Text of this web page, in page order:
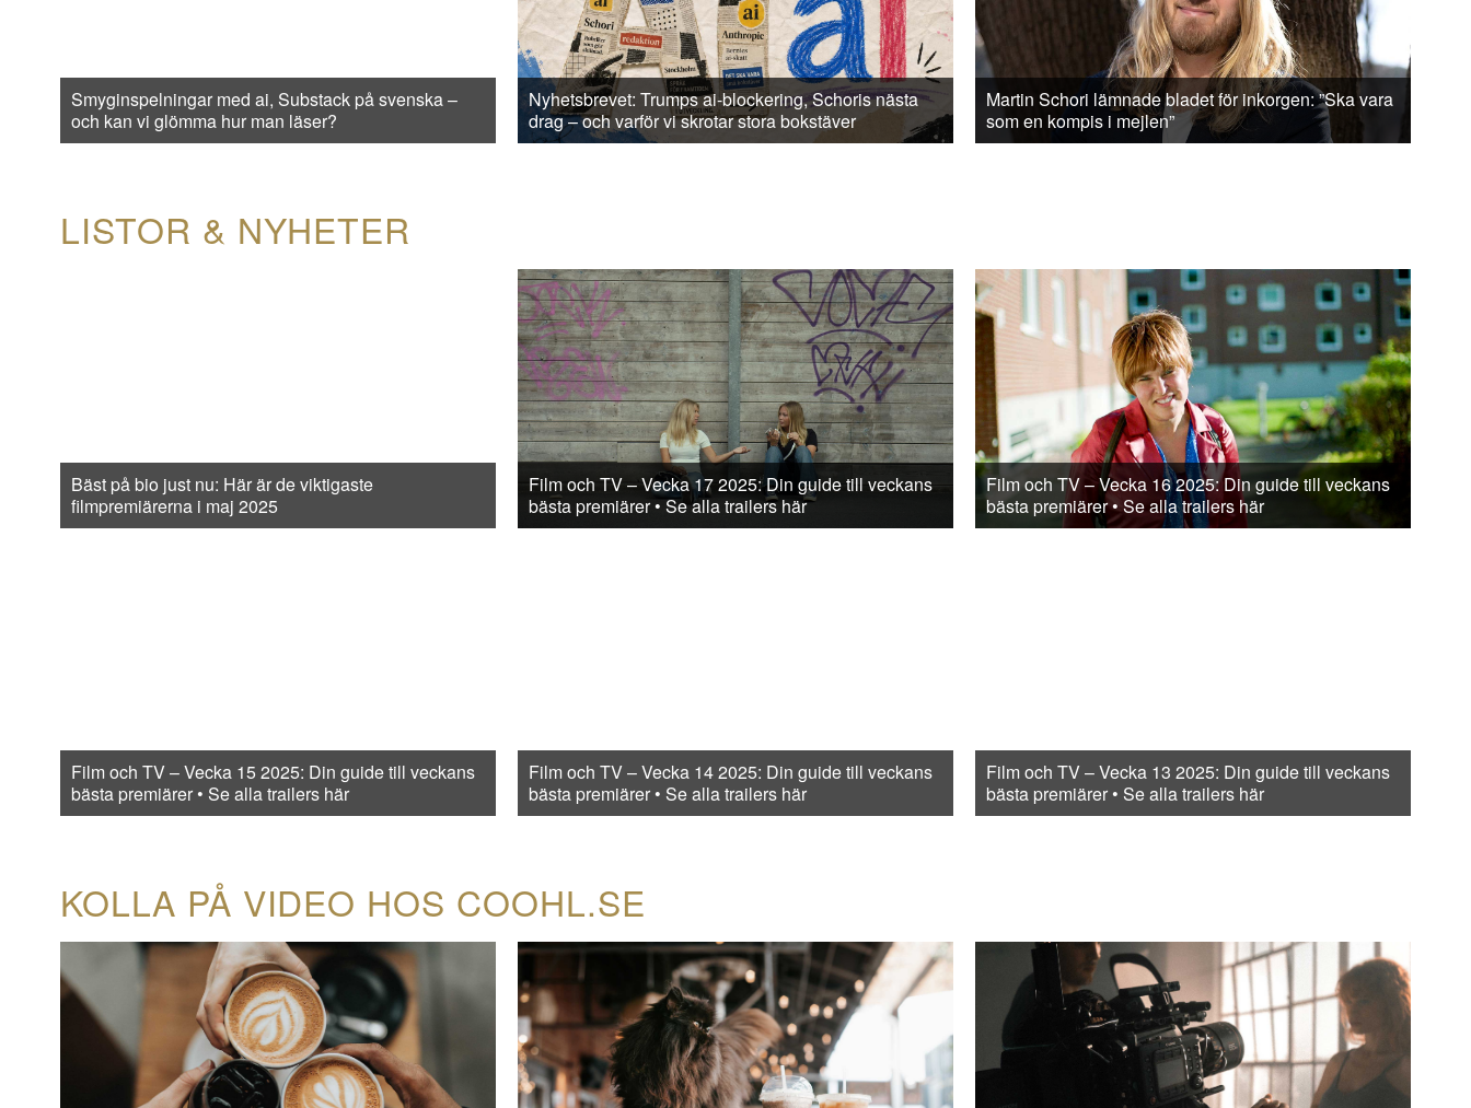
Smyginspelningar med ai, Substack på svenska –
och kan vi glömma hur man läser?
Nyhetsbrevet: Trumps ai-blockering, Schoris nästa
drag – och varför vi skrotar stora bokstäver
Martin Schori lämnade bladet för inkorgen: ”Ska vara
som en kompis i mejlen”
LISTOR & NYHETER
Bäst på bio just nu: Här är de viktigaste
filmpremiärerna i maj 2025
Film och TV – Vecka 17 2025: Din guide till veckans
bästa premiärer • Se alla trailers här
Film och TV – Vecka 16 2025: Din guide till veckans
bästa premiärer • Se alla trailers här
Film och TV – Vecka 15 2025: Din guide till veckans
bästa premiärer • Se alla trailers här
Film och TV – Vecka 14 2025: Din guide till veckans
bästa premiärer • Se alla trailers här
Film och TV – Vecka 13 2025: Din guide till veckans
bästa premiärer • Se alla trailers här
KOLLA PÅ VIDEO HOS COOHL.SE